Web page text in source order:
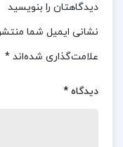
از نمودارها،
درک مطالب را برای
دیدگاهتان را بنویسید
نشانی ایمیل شما
علامت‌گذاری شده‌اند *
دیدگاه *